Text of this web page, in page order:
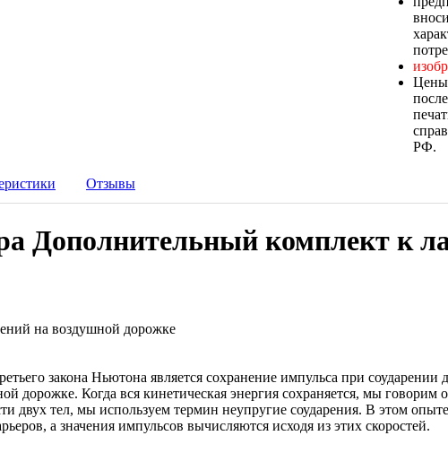
Цены
РФ.
Отзывы
Дополнительный комплект к
на воздушной дорожке
закона Ньютона является сохранение импульса при соударении
дорожке. Когда вся кинетическая энергия сохраняется, мы говорим
двух тел, мы используем термин неупругие соударения. В этом
а значения импульсов вычисляются исходя из этих скоростей.